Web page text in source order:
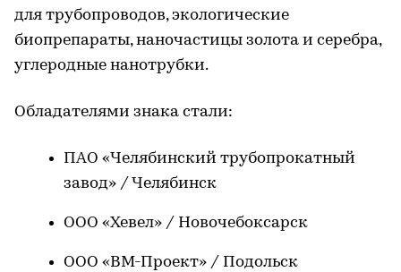
для трубопроводов, экологические
биопрепараты, наночастицы золота и серебра,
углеродные нанотрубки.
Обладателями знака стали:
ПАО «Челябинский трубопрокатный
завод» / Челябинск
ООО «Хевел» / Новочебоксарск
ООО «ВМ-Проект» / Подольск